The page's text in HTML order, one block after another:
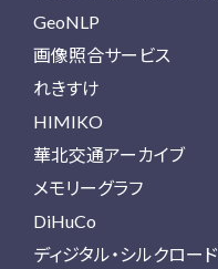
GeoNLP
画像照合サービス
れきすけ
HIMIKO
華北交通アーカイブ
メモリーグラフ
DiHuCo
ディジタル・シルクロード